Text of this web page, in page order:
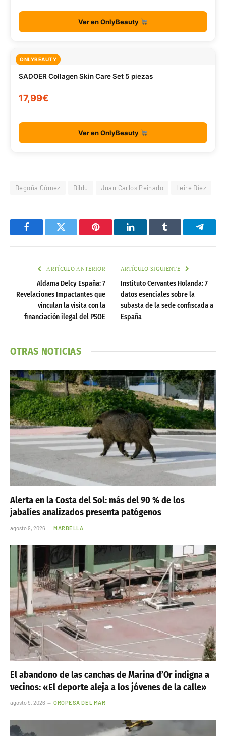
SADOER Collagen Skin Care Set 5 piezas
17,99€
Ver en OnlyBeauty
Begoña Gómez Bildu Juan Carlos Peinado Leire Díez
FacebookTwitter Pinterest LinkedInTumblr
ARTÍCULO ANTERIOR
Aldama Delcy España: 7
Revelaciones Impactantes que
vinculan la visita con la
financiación ilegal del PSOE
ARTÍCULO SIGUIENTE
Instituto Cervantes Holanda: 7
datos esenciales sobre la
subasta de la sede confiscada a
España
OTRAS NOTICIAS